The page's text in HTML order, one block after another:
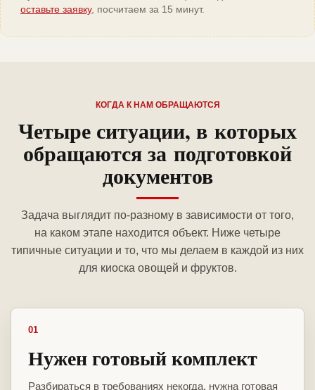
оставьте заявку, посчитаем за 15 минут.
КОГДА К НАМ ОБРАЩАЮТСЯ
Четыре ситуации, в которых
обращаются за подготовкой
документов
Задача выглядит по-разному в зависимости от того,
на каком этапе находится объект. Ниже четыре
типичные ситуации и то, что мы делаем в каждой из них
для киоска овощей и фруктов.
01
Нужен готовый комплект
Разбираться в требованиях некогда, нужна готовая